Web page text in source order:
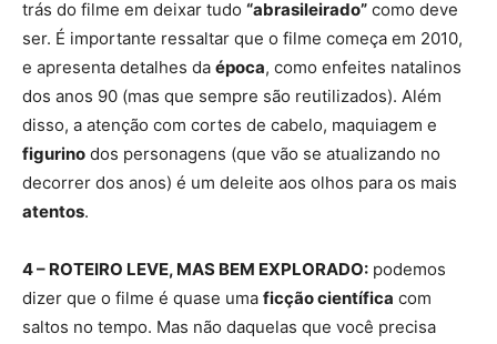
trás do filme em deixar tudo “abrasileirado” como deve
ser. É importante ressaltar que o filme começa em 2010,
e apresenta detalhes da época, como enfeites natalinos
dos anos 90 (mas que sempre são reutilizados). Além
disso, a atenção com cortes de cabelo, maquiagem e
figurino dos personagens (que vão se atualizando no
decorrer dos anos) é um deleite aos olhos para os mais
atentos.
4 – ROTEIRO LEVE, MAS BEM EXPLORADO: podemos
dizer que o filme é quase uma ficção científica com
saltos no tempo. Mas não daquelas que você precisa